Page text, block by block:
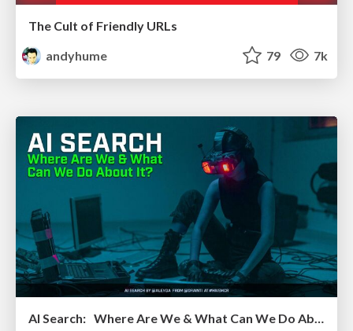
The Cult of Friendly URLs
andyhume
79 7k
AI Search: Where Are We & What Can We Do About It?